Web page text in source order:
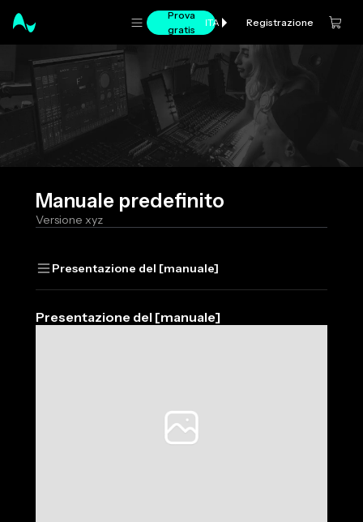
Prova
gratis
ITA Registrazione
Manuale predefinito
Versione xyz
Presentazione del [manuale]
Presentazione del [manuale]